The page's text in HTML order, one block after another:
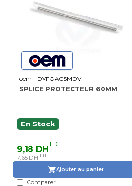
oem - DVFOACSMOV
SPLICE PROTECTEUR 60MM
En Stock
9,18 DHTTC
7,65 DH HT
Ajouter au panier
Comparer